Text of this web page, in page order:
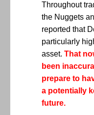
Throughout
the Nuggets
reported that
particularly
asset. That
been
prepare to
a potentially
future.